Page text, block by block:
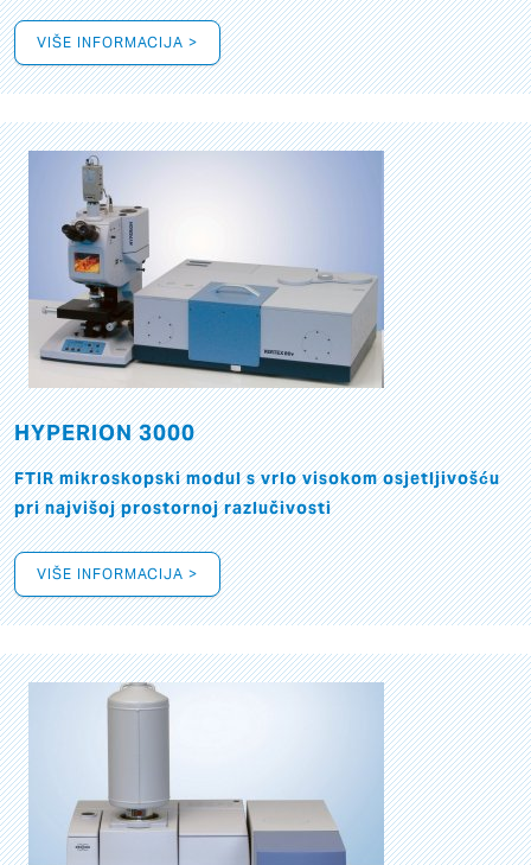
VIŠE INFORMACIJA >
HYPERION 3000
FTIR mikroskopski modul s vrlo visokom osjetljivošću
pri najvišoj prostornoj razlučivosti
VIŠE INFORMACIJA >